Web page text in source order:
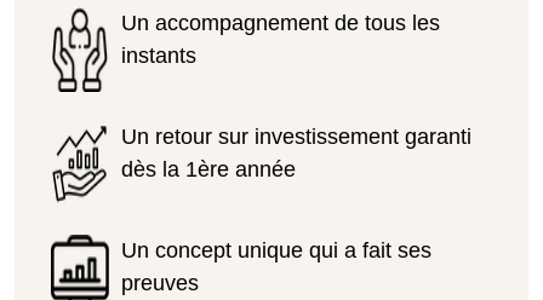
Un accompagnement de tous les
instants
Un retour sur investissement garanti
dès la 1ère année
Un concept unique qui a fait ses
preuves